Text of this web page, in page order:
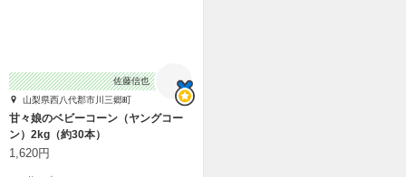
佐藤信也
山梨県西八代郡市川三郷町
甘々娘のベビーコーン（ヤングコー
ン）2kg（約30本）
1,620円